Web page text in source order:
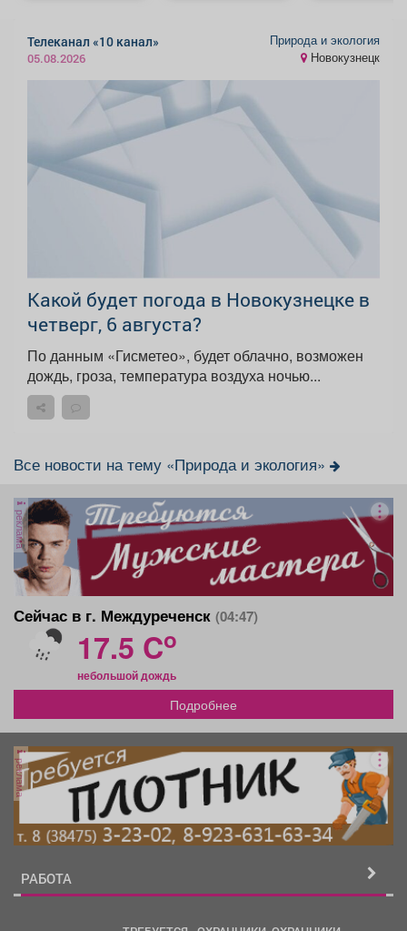
Телеканал «10 канал»
05.08.2026
Природа и экология
Новокузнецк
Какой будет погода в Новокузнецке в
четверг, 6 августа?
По данным «Гисметео», будет облачно, возможен
дождь, гроза, температура воздуха ночью...
Все новости на тему «Природа и экология»
реклама
Сейчас в г. Междуреченск (04:47)
17.5 Co
небольшой дождь
Подробнее
реклама
РАБОТА